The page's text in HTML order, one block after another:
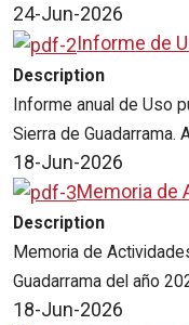
24-Jun-2026
Informe de
Description
Informe anual de Uso
Sierra de Guadarrama.
18-Jun-2026
Memoria de
Description
Memoria de
Guadarrama del año
18-Jun-2026